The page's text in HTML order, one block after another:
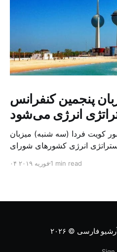
پنجمین کنفرانس
انرژی می‌شود
کویت فردا (سه شنبه) میزبان
انرژی کشورهای شورای
نفت و گاز در این کنفرانس
۰۴ فوریه ۲۰۱۹1 min read
فارسی © ۲۰۲۶